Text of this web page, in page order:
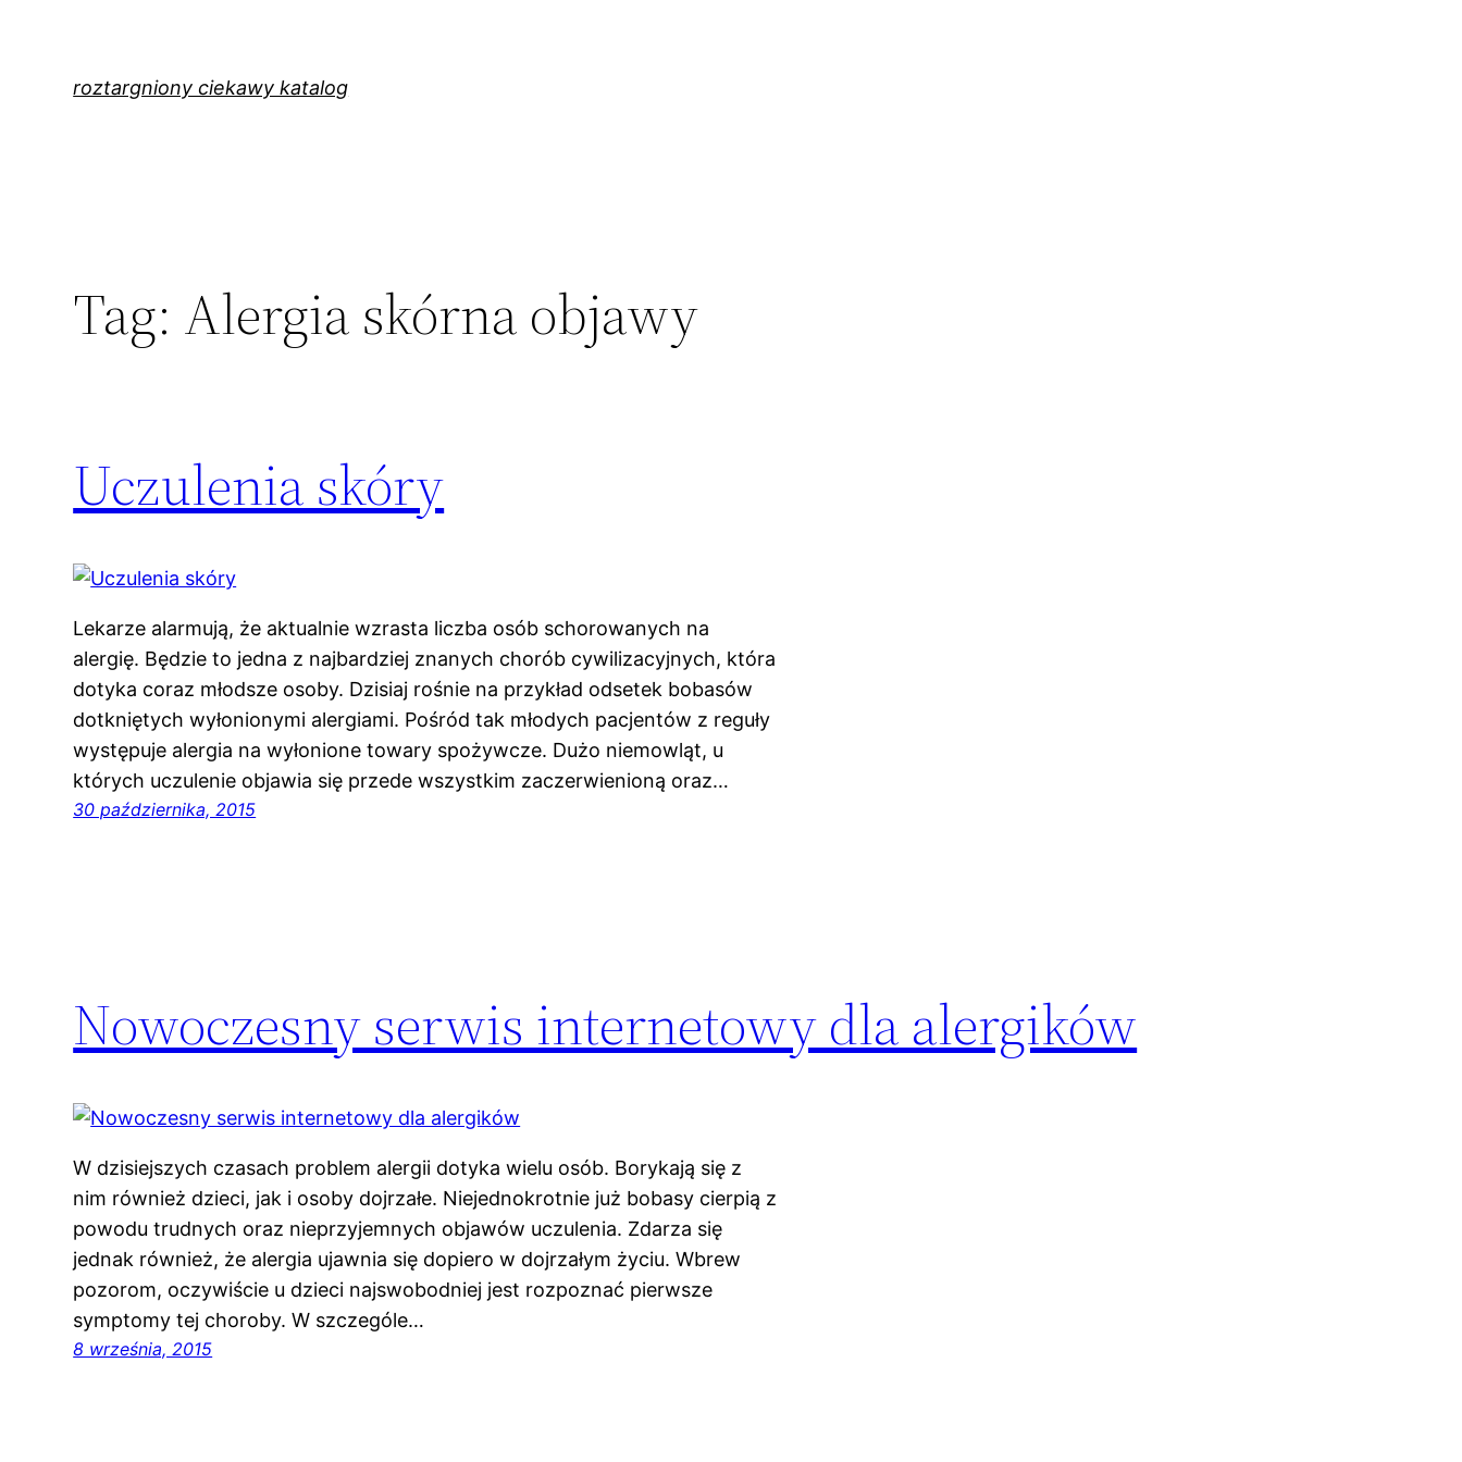
roztargniony ciekawy katalog
Tag: Alergia skórna objawy
Uczulenia skóry
Lekarze alarmują, że aktualnie wzrasta liczba osób schorowanych na
alergię. Będzie to jedna z najbardziej znanych chorób cywilizacyjnych, która
dotyka coraz młodsze osoby. Dzisiaj rośnie na przykład odsetek bobasów
dotkniętych wyłonionymi alergiami. Pośród tak młodych pacjentów z reguły
występuje alergia na wyłonione towary spożywcze. Dużo niemowląt, u
których uczulenie objawia się przede wszystkim zaczerwienioną oraz…
30 października, 2015
Nowoczesny serwis internetowy dla alergików
W dzisiejszych czasach problem alergii dotyka wielu osób. Borykają się z
nim również dzieci, jak i osoby dojrzałe. Niejednokrotnie już bobasy cierpią z
powodu trudnych oraz nieprzyjemnych objawów uczulenia. Zdarza się
jednak również, że alergia ujawnia się dopiero w dojrzałym życiu. Wbrew
pozorom, oczywiście u dzieci najswobodniej jest rozpoznać pierwsze
symptomy tej choroby. W szczególe…
8 września, 2015